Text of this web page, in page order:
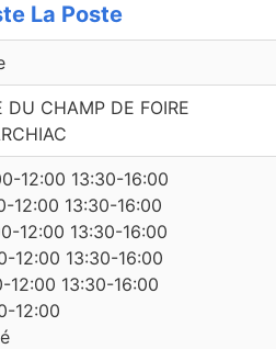
La Poste
DU CHAMP DE FOIRE
12:00 13:30-16:00
12:00 13:30-16:00
12:00 13:30-16:00
12:00 13:30-16:00
12:00 13:30-16:00
12:00